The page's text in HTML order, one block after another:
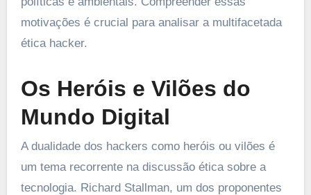
motivações é crucial para analisar a multifacetada
ética hacker.
Os Heróis e Vilões do
Mundo Digital
A dualidade dos hackers como heróis ou vilões é
um tema recorrente na discussão ética sobre a
tecnologia. Richard Stallman, um dos proponentes